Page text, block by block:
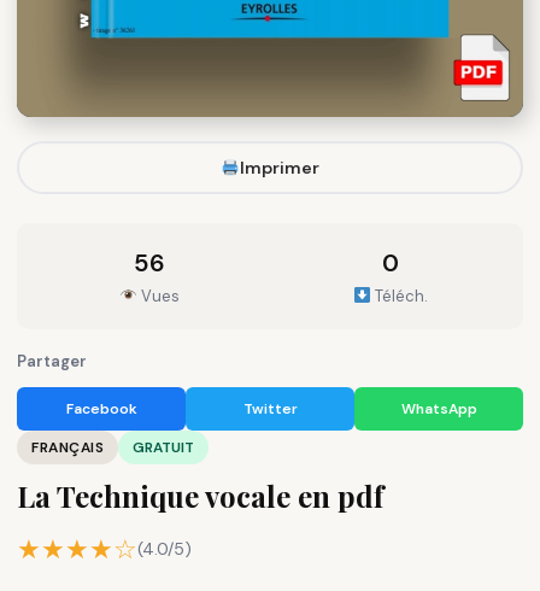
Imprimer
56
Vues
0
Téléch.
Partager
Facebook Twitter
WhatsApp
FRANÇAIS
GRATUIT
La Technique vocale en pdf
★★★★☆(4.0/5)